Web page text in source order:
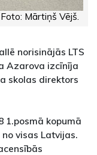
Mārtiņš Vējš.
norisinājās LTS
Azarova izcīnīja
skolas direktors
1.posmā kopumā
visas Latvijas.